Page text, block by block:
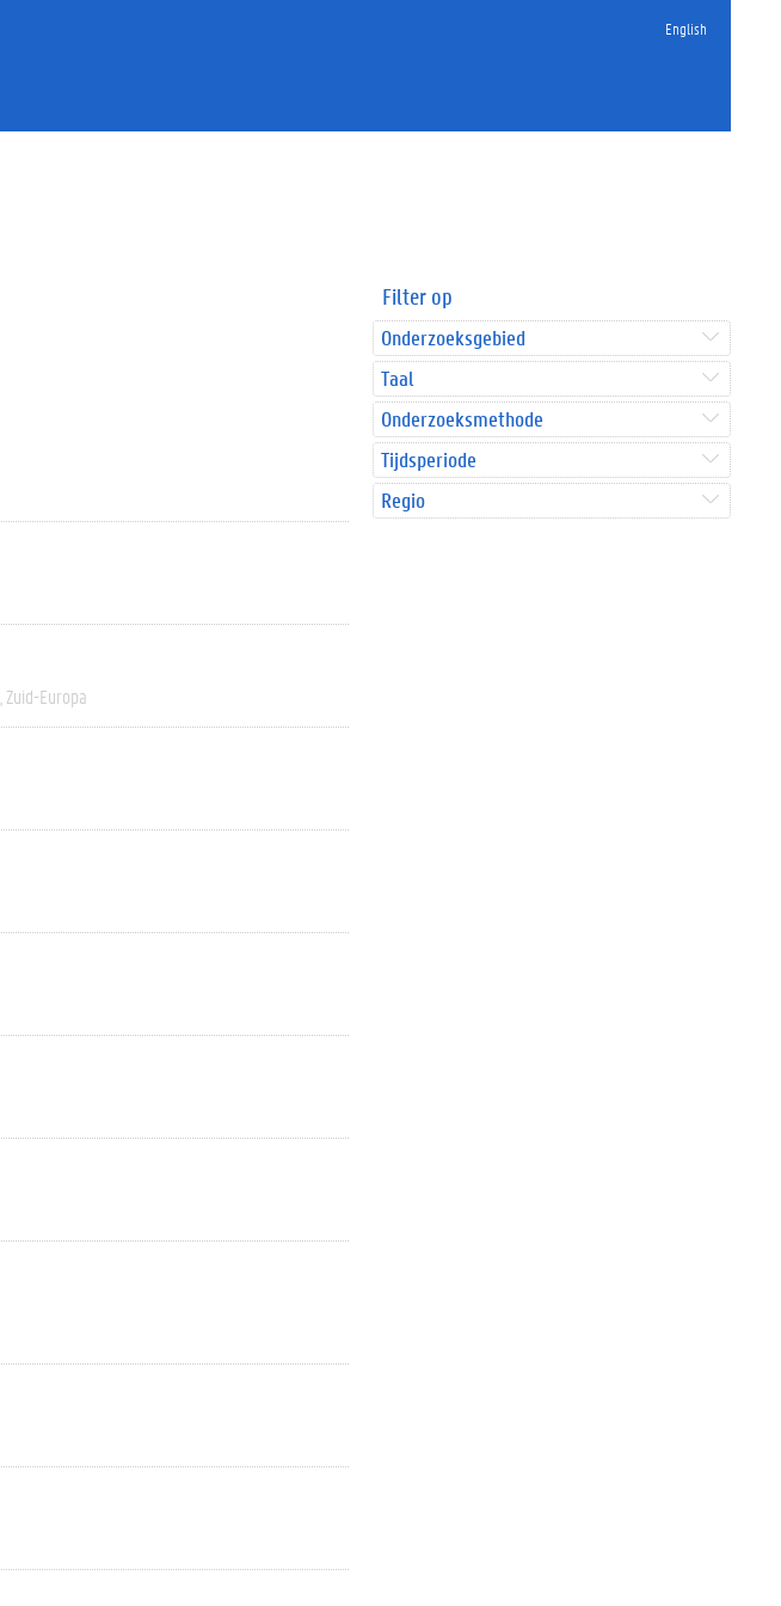
English
Zuid-Europa
Filter op
Onderzoeksgebied
Taal
Onderzoeksmethode
Tijdsperiode
Regio